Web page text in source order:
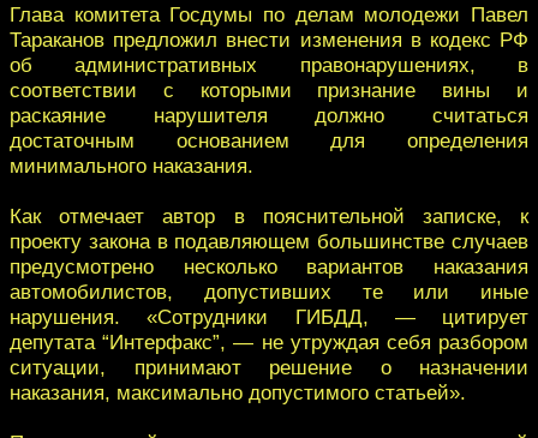
Глава комитета Госдумы по делам молодежи Павел
Тараканов предложил внести изменения в кодекс РФ
об административных правонарушениях, в
соответствии с которыми признание вины и
раскаяние нарушителя должно считаться
достаточным основанием для определения
минимального наказания.
Как отмечает автор в пояснительной записке, к
проекту закона в подавляющем большинстве случаев
предусмотрено несколько вариантов наказания
автомобилистов, допустивших те или иные
нарушения. «Сотрудники ГИБДД, — цитирует
депутата “Интерфакс”, — не утруждая себя разбором
ситуации, принимают решение о назначении
наказания, максимально допустимого статьей».